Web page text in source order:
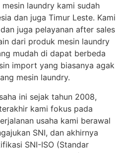
laundry kami sudah
dan juga Timur Leste. Kami
juga pelayanan after sales
dari produk mesin laundry
mudah di dapat berbeda
import yang biasanya agak
mesin laundry.
ini sejak tahun 2008,
kami fokus pada
usaha kami berawal
SNI, dan akhirnya
SNI-ISO (Standar